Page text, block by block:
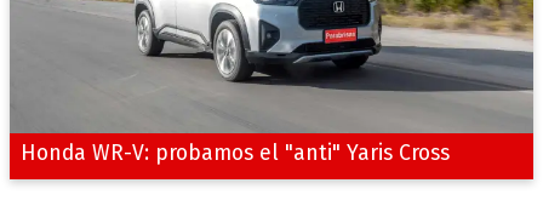
Honda WR-V: probamos el "anti" Yaris Cross